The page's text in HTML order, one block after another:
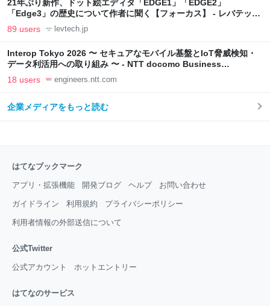
21年ぶり新作、ドット絵エディタ「EDGE1」「EDGE2」
「Edge3」の歴史について作者に聞く【フォーカス】 - レバテック
LAB
89 users levtech.jp
Interop Tokyo 2026 〜 セキュアなモバイル基盤とIoT脅威検知・
データ利活用への取り組み 〜 - NTT docomo Business
Engineers' Blog
18 users engineers.ntt.com
企業メディアをもっと読む
はてなブックマーク
アプリ・拡張機能 開発ブログ ヘルプ お問い合わせ
ガイドライン 利用規約 プライバシーポリシー
利用者情報の外部送信について
公式Twitter
公式アカウント ホットエントリー
はてなのサービス